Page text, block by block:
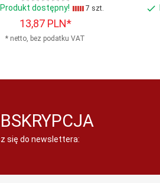
Produkt dostępny! 7 szt.
13,87 PLN*
* netto, bez podatku VAT
się do newslettera: